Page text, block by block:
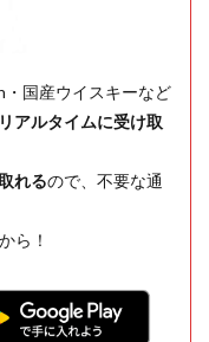
国産ウイスキーなど
アルタイムに受け取
れるので、不要な通
ら！